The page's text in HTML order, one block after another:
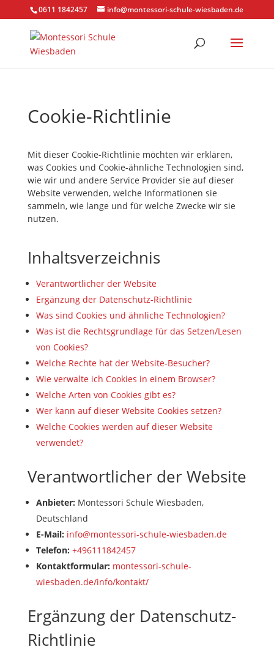
0611 1842457 info@montessori-schule-wiesbaden.de
Cookie-Richtlinie
Mit dieser Cookie-Richtlinie möchten wir erklären,
was Cookies und Cookie-ähnliche Technologien sind,
wie wir und andere Service Provider sie auf dieser
Website verwenden, welche Informationen sie
sammeln, wie lange und für welche Zwecke wir sie
nutzen.
Inhaltsverzeichnis
Verantwortlicher der Website
Ergänzung der Datenschutz-Richtlinie
Was sind Cookies und ähnliche Technologien?
Was ist die Rechtsgrundlage für das Setzen/Lesen
von Cookies?
Welche Rechte hat der Website-Besucher?
Wie verwalte ich Cookies in einem Browser?
Welche Arten von Cookies gibt es?
Wer kann auf dieser Website Cookies setzen?
Welche Cookies werden auf dieser Website
verwendet?
Verantwortlicher der Website
Anbieter: Montessori Schule Wiesbaden,
Deutschland
E-Mail: info@montessori-schule-wiesbaden.de
Telefon: +496111842457
Kontaktformular: montessori-schule-
wiesbaden.de/info/kontakt/
Ergänzung der Datenschutz-
Richtlinie